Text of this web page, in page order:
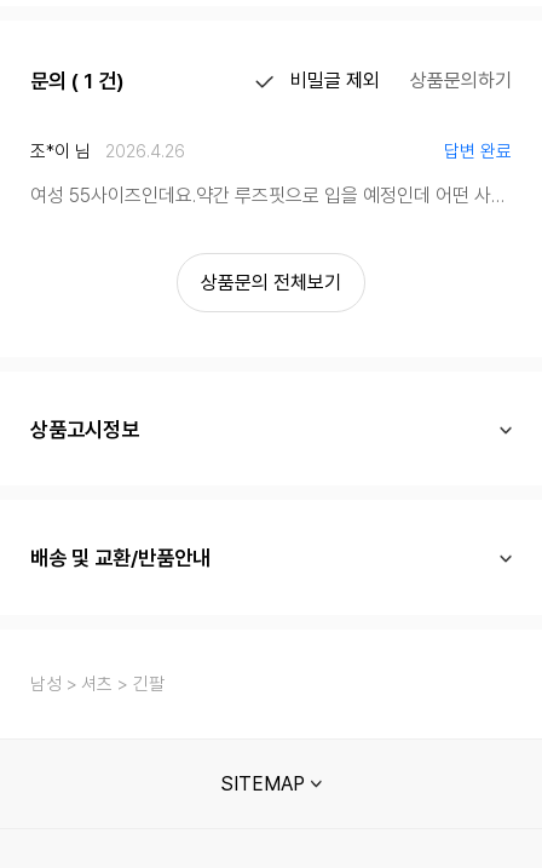
문의 ( 1 건) 비밀글 제외 상품문의하기
조*이 님 2026.4.26 답변 완료
여성 55사이즈인데요.약간 루즈핏으로 입을 예정인데 어떤 사이즈가 이쁠까요?
상품문의 전체보기
상품고시정보
배송 및 교환/반품안내
남성 셔츠 긴팔
SITEMAP